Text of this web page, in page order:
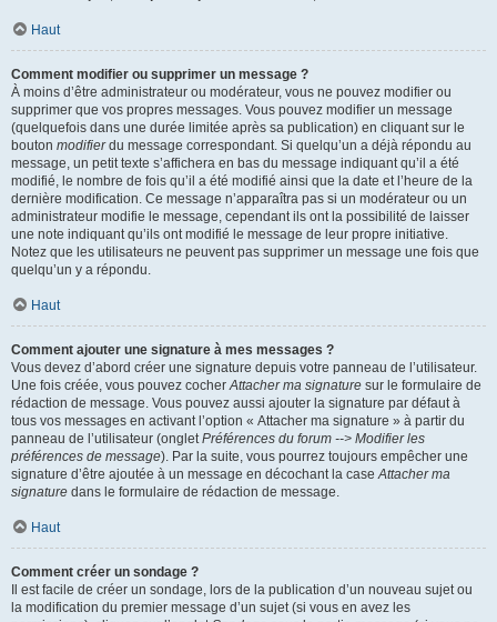
Haut
Comment modifier ou supprimer un message ?
À moins d’être administrateur ou modérateur, vous ne pouvez modifier ou
supprimer que vos propres messages. Vous pouvez modifier un message
(quelquefois dans une durée limitée après sa publication) en cliquant sur le
bouton modifierdu message correspondant. Si quelqu’un a déjà répondu au
message, un petit texte s’affichera en bas du message indiquant qu’il a été
modifié, le nombre de fois qu’il a été modifié ainsi que la date et l’heure de la
dernière modification. Ce message n’apparaîtra pas si un modérateur ou un
administrateur modifie le message, cependant ils ont la possibilité de laisser
une note indiquant qu’ils ont modifié le message de leur propre initiative.
Notez que les utilisateurs ne peuvent pas supprimer un message une fois que
quelqu’un y a répondu.
Haut
Comment ajouter une signature à mes messages ?
Vous devez d’abord créer une signature depuis votre panneau de l’utilisateur.
Une fois créée, vous pouvez cocherAttacher ma signature sur le formulaire de
rédaction de message. Vous pouvez aussi ajouter la signature par défaut à
tous vos messages en activant l’option « Attacher ma signature » à partir du
panneau de l’utilisateur (ongletPréférences du forum --> Modifier les
préférences de message). Par la suite, vous pourrez toujours empêcher une
signature d’être ajoutée à un message en décochant la caseAttacher ma
signature dans le formulaire de rédaction de message.
Haut
Comment créer un sondage ?
Il est facile de créer un sondage, lors de la publication d’un nouveau sujet ou
la modification du premier message d’un sujet (si vous en avez les